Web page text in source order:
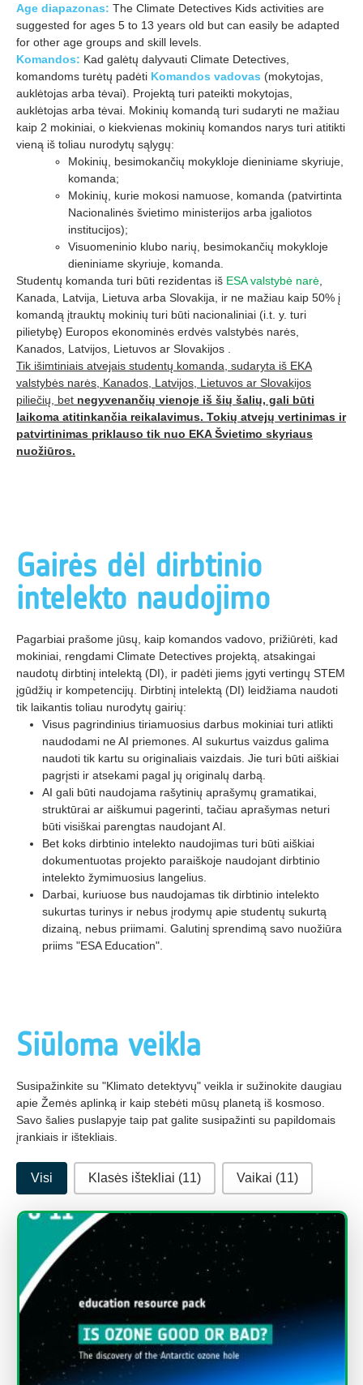
Age diapazonas: The Climate Detectives Kids activities are
suggested for ages 5 to 13 years old but can easily be adapted
for other age groups and skill levels.
Komandos: Kad galėtų dalyvauti Climate Detectives,
komandoms turėtų padėti Komandos vadovas (mokytojas,
auklėtojas arba tėvai). Projektą turi pateikti mokytojas,
auklėtojas arba tėvai. Mokinių komandą turi sudaryti ne mažiau
kaip 2 mokiniai, o kiekvienas mokinių komandos narys turi atitikti
vieną iš toliau nurodytų sąlygų:
Mokinių, besimokančių mokykloje dieniniame skyriuje,
komanda;
Mokinių, kurie mokosi namuose, komanda (patvirtinta
Nacionalinės švietimo ministerijos arba įgaliotos
institucijos);
Visuomeninio klubo narių, besimokančių mokykloje
dieniniame skyriuje, komanda.
Studentų komanda turi būti rezidentas iš ESA valstybė narė
Kanada, Latvija, Lietuva arba Slovakija, ir ne mažiau kaip 50% į
komandą įtrauktų mokinių turi būti nacionaliniai (i.t. y. turi
pilietybę) Europos ekonominės erdvės valstybės narės,
Kanados, Latvijos, Lietuvos ar Slovakijos
Tik išimtiniais atvejais studentų komanda, sudaryta iš EKA
valstybės narės, Kanados, Latvijos, Lietuvos ar Slovakijos
piliečių, bet negyvenančių vienoje iš šių šalių, gali būti
laikoma atitinkančia reikalavimus. Tokių atvejų vertinimas ir
patvirtinimas priklauso tik nuo EKA Švietimo skyriaus
nuožiūros.
Gairės dėl dirbtinio
intelekto naudojimo
Pagarbiai prašome jūsų, kaip komandos vadovo, prižiūrėti, kad
mokiniai, rengdami Climate Detectives projektą, atsakingai
naudotų dirbtinį intelektą (DI), ir padėti jiems įgyti vertingų STEM
įgūdžių ir kompetencijų. Dirbtinį intelektą (DI) leidžiama naudoti
tik laikantis toliau nurodytų gairių:
Visus pagrindinius tiriamuosius darbus mokiniai turi atlikti
naudodami ne AI priemones. AI sukurtus vaizdus galima
naudoti tik kartu su originaliais vaizdais. Jie turi būti aiškiai
pagrįsti ir atsekami pagal jų originalų darbą.
AI gali būti naudojama rašytinių aprašymų gramatikai,
struktūrai ar aiškumui pagerinti, tačiau aprašymas neturi
būti visiškai parengtas naudojant AI.
Bet koks dirbtinio intelekto naudojimas turi būti aiškiai
dokumentuotas projekto paraiškoje naudojant dirbtinio
intelekto žymimuosius langelius.
Darbai, kuriuose bus naudojamas tik dirbtinio intelekto
sukurtas turinys ir nebus įrodymų apie studentų sukurtą
dizainą, nebus priimami. Galutinį sprendimą savo nuožiūra
priims "ESA Education".
Siūloma veikla
Susipažinkite su "Klimato detektyvų" veikla ir sužinokite daugiau
apie Žemės aplinką ir kaip stebėti mūsų planetą iš kosmoso.
Savo šalies puslapyje taip pat galite susipažinti su papildomais
įrankiais ir ištekliais.
Kategorijos
Visi Klasės ištekliai (11) Vaikai (11)